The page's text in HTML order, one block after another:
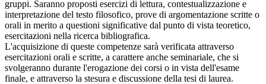
gruppi. Saranno proposti esercizi di lettura, contestualizzazione e
interpretazione del testo filosofico, prove di argomentazione scritte o
orali in merito a questioni significative dal punto di vista teoretico,
esercitazioni nella ricerca bibliografica.
L'acquisizione di queste competenze sarà verificata attraverso
esercitazioni orali e scritte, a carattere anche seminariale, che si
svolgeranno durante l'erogazione dei corsi o in vista dell'esame
finale, e attraverso la stesura e discussione della tesi di laurea.